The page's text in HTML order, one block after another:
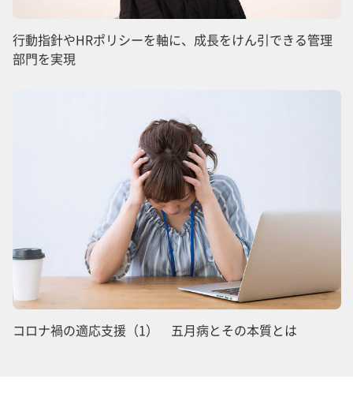
行動指針やHRポリシーを軸に、成長をけん引できる管理
部門を実現
コロナ禍の適応支援（1） 五月病とその本質とは